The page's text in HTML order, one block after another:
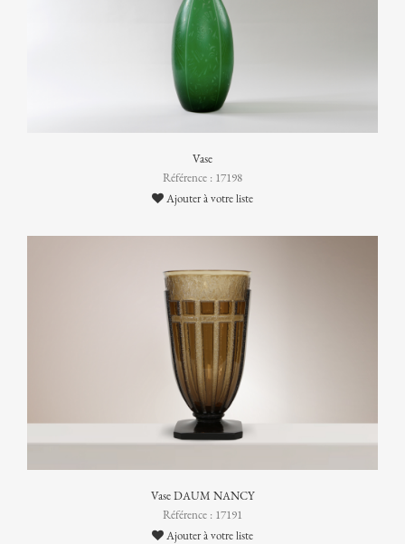
Vase
Référence : 17198
Ajouter à votre liste
Vase DAUM NANCY
Référence : 17191
Ajouter à votre liste